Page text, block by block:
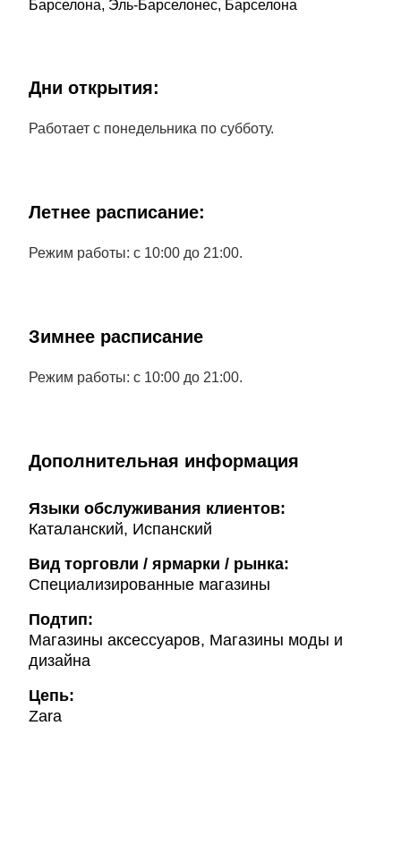
Барселона, Эль-Барселонес, Барселона
Дни открытия:
Работает с понедельника по субботу.
Летнее расписание:
Режим работы: с 10:00 до 21:00.
Зимнее расписание
Режим работы: с 10:00 до 21:00.
Дополнительная информация
Языки обслуживания клиентов:
Каталанский, Испанский
Вид торговли / ярмарки / рынка:
Специализированные магазины
Подтип:
Магазины аксессуаров, Магазины моды и
дизайна
Цепь:
Zara